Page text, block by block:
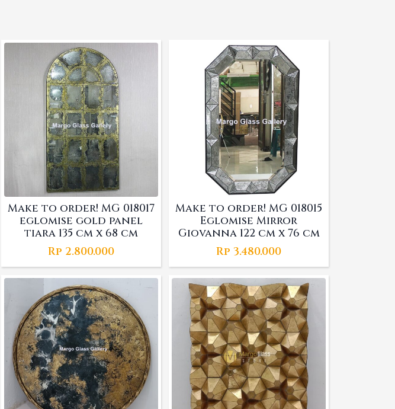
Make to order! MG 018017
eglomise gold panel
tiara 135 cm x 68 cm
Rp 2.800.000
Make to order! MG 018015
Eglomise Mirror
Giovanna 122 cm x 76 cm
Rp 3.480.000